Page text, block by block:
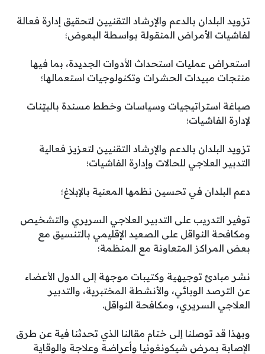
تزويد البلدان بالدعم والإرشاد التقنيين لتحقيق إدارة فعالة
لفاشيات الأمراض المنقولة بواسطة البعوض؛
استعراض عمليات استحداث الأدوات الجديدة، بما فيها
منتجات مبيدات الحشرات وتكنولوجيات استعمالها؛
صياغة استراتيجيات وسياسات وخطط مسندة بالبيّنات
لإدارة الفاشيات؛
تزويد البلدان بالدعم والإرشاد التقنيين لتعزيز فعالية
التدبير العلاجي للحالات وإدارة الفاشيات؛
دعم البلدان في تحسين نظمها المعنية بالإبلاغ؛
توفير التدريب على التدبير العلاجي السريري والتشخيص
ومكافحة النواقل على الصعيد الإقليمي بالتنسيق مع
بعض المراكز المتعاونة مع المنظمة؛
نشر مبادئ توجيهية وكتيبات موجهة إلى الدول الأعضاء
عن الترصد الوبائي، والأنشطة المختبرية، والتدبير
العلاجي السريري، ومكافحة النواقل.
وبهذا قد توصلنا إلى ختام مقالنا الذي تحدثنا فية عن طرق
الإصابة بمرض شيكونغونيا وأعراضة وعلاجة والوقاية